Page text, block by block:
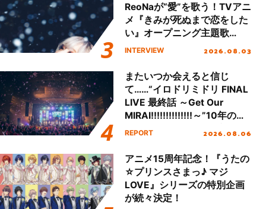
ReoNaが“愛”を歌う！TVアニ
メ『きみが死ぬまで恋をした
い』オープニング主題歌
「Amore」インタビュー
INTERVIEW 2026.08.03
またいつか会えると信じ
て……“イロドリミドリ FINAL
LIVE 最終話 ～Get Our
MIRAI!!!!!!!!!!!!!!～”10年の活
動を経てファイナルを迎える
REPORT 2026.08.06
アニメ15周年記念！『うたの
☆プリンスさまっ♪ マジ
LOVE』シリーズの特別企画
が続々決定！